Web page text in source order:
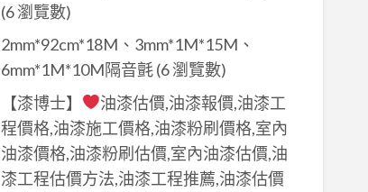
(6 瀏覽數)
2mm*92cm*18M、3mm*1M*15M、
6mm*1M*10M隔音氈(6 瀏覽數)
【漆博士】
油漆估價,油漆報價,油漆工
程價格,油漆施工價格,油漆粉刷價格,室內
油漆價格,油漆粉刷估價,室內油漆估價,油
漆工程估價方法,油漆工程推薦,油漆估價